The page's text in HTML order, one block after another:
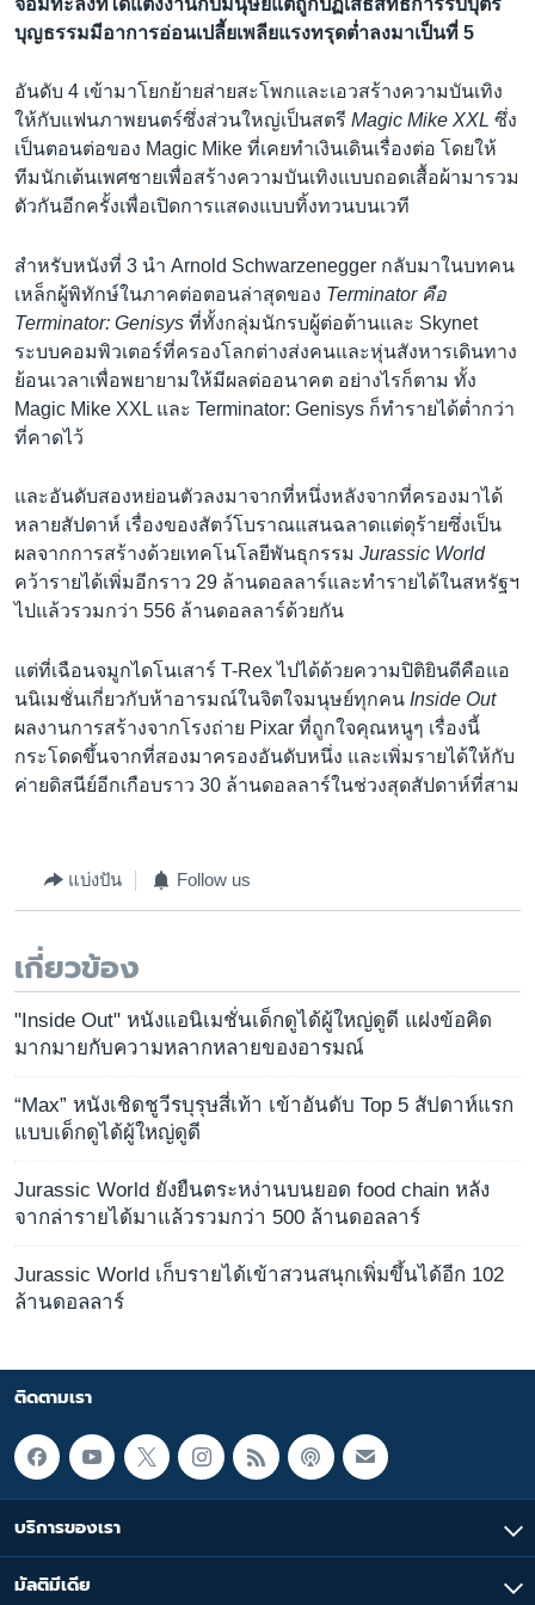
จอมทะลึ่งที่ได้แต่งงานกับมนุษย์แต่ถูกปฏิเสธสิทธิการรับบุตร
บุญธรรมมีอาการอ่อนเปลี้ยเพลียแรงทรุดต่ำลงมาเป็นที่ 5
อันดับ 4 เข้ามาโยกย้ายส่ายสะโพกและเอวสร้างความบันเทิง
ให้กับแฟนภาพยนตร์ซึ่งส่วนใหญ่เป็นสตรี Magic Mike XXL ซึ่ง
เป็นตอนต่อของ Magic Mike ที่เคยทำเงินเดินเรื่องต่อ โดยให้
ทีมนักเต้นเพศชายเพื่อสร้างความบันเทิงแบบถอดเสื้อผ้ามารวม
ตัวกันอีกครั้งเพื่อเปิดการแสดงแบบทิ้งทวนบนเวที
สำหรับหนังที่ 3 นำ Arnold Schwarzenegger กลับมาในบทคน
เหล็กผู้พิทักษ์ในภาคต่อตอนล่าสุดของ Terminator คือ
Terminator: Genisys ที่ทั้งกลุ่มนักรบผู้ต่อต้านและ Skynet
ระบบคอมพิวเตอร์ที่ครองโลกต่างส่งคนและหุ่นสังหารเดินทาง
ย้อนเวลาเพื่อพยายามให้มีผลต่ออนาคต อย่างไรก็ตาม ทั้ง
Magic Mike XXL และ Terminator: Genisys ก็ทำรายได้ต่ำกว่า
ที่คาดไว้
และอันดับสองหย่อนตัวลงมาจากที่หนึ่งหลังจากที่ครองมาได้
หลายสัปดาห์ เรื่องของสัตว์โบราณแสนฉลาดแต่ดุร้ายซึ่งเป็น
ผลจากการสร้างด้วยเทคโนโลยีพันธุกรรม Jurassic World
คว้ารายได้เพิ่มอีกราว 29 ล้านดอลลาร์และทำรายได้ในสหรัฐฯ
ไปแล้วรวมกว่า 556 ล้านดอลลาร์ด้วยกัน
แต่ที่เฉือนจมูกไดโนเสาร์ T-Rex ไปได้ด้วยความปิติยินดีคือแอ
นนิเมชั่นเกี่ยวกับห้าอารมณ์ในจิตใจมนุษย์ทุกคน Inside Out
ผลงานการสร้างจากโรงถ่าย Pixar ที่ถูกใจคุณหนูๆ เรื่องนี้
กระโดดขึ้นจากที่สองมาครองอันดับหนึ่ง และเพิ่มรายได้ให้กับ
ค่ายดิสนีย์อีกเกือบราว 30 ล้านดอลลาร์ในช่วงสุดสัปดาห์ที่สาม
แบ่งปัน Follow us
เกี่ยวข้อง
"Inside Out" หนังแอนิเมชั่นเด็กดูได้ผู้ใหญ่ดูดี แฝงข้อคิด
มากมายกับความหลากหลายของอารมณ์
“Max” หนังเชิดชูวีรบุรุษสี่เท้า เข้าอันดับ Top 5 สัปดาห์แรก
แบบเด็กดูได้ผู้ใหญ่ดูดี
Jurassic World ยังยืนตระหง่านบนยอด food chain หลัง
จากล่ารายได้มาแล้วรวมกว่า 500 ล้านดอลลาร์
Jurassic World เก็บรายได้เข้าสวนสนุกเพิ่มขึ้นได้อีก 102
ล้านดอลลาร์
ติดตามเรา
บริการของเรา
มัลติมีเดีย